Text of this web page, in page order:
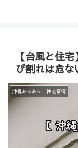
【台風と住
び割れは危な
沖縄あるある 住宅事情